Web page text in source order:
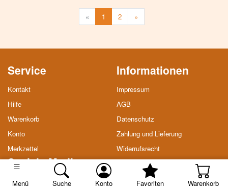
Menü Suche Konto Favoriten Warenkorb
« 1 2 »Weiter
Service
Kontakt
Hilfe
Warenkorb
Konto
Merkzettel
Informationen
Impressum
AGB
Datenschutz
Zahlung und Lieferung
Widerrufsrecht
Soziale Medien
Facebook